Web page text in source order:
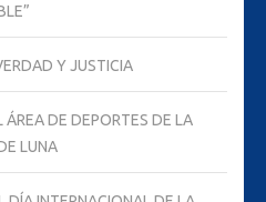
Y JUSTICIA
DE DEPORTES DE LA
LUNA